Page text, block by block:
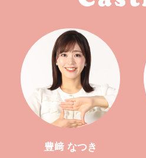
豊﨑 なつき